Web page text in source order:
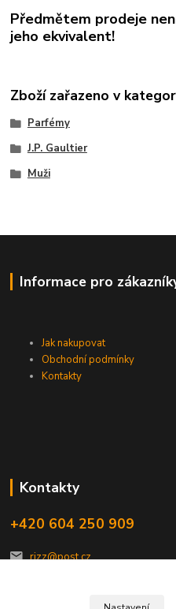
Předmětem prodeje
jeho ekvivalent!
Zboží zařazeno v
Parfémy
J.P. Gaultier
Muži
Informace pro
Jak nakupovat
Obchodní podmínky
Kontakty
Kontakty
+420 604 250 909
rizz@post.cz